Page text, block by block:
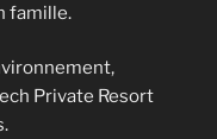
famille.
Private Resort